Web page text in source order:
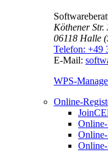
Köthener Str.
06118 Halle
Telefon: +49
E-Mail:
WPS-
Online-